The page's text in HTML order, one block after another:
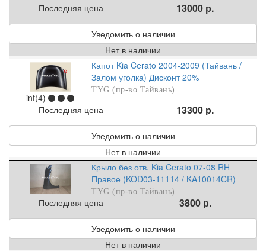
Последняя цена 13000 р.
Уведомить о наличии
Нет в наличии
int(4)
Капот Kia Cerato 2004-2009 (Тайвань /
Залом уголка) Дисконт 20%
TYG (пр-во Тайвань)
Последняя цена 13300 р.
Уведомить о наличии
Нет в наличии
Крыло без отв. Kia Cerato 07-08 RH
Правое (KOD03-11114 / KA10014CR)
TYG (пр-во Тайвань)
Последняя цена 3800 р.
Уведомить о наличии
Нет в наличии